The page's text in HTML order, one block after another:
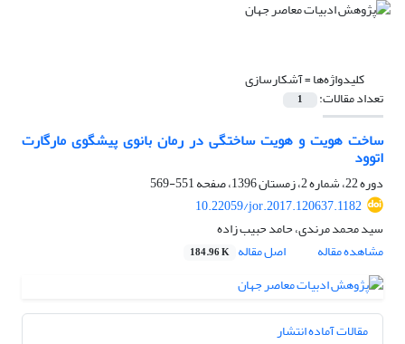
کلیدواژه‌ها =آشکارسازی
تعداد مقالات: 1
ساخت هویت و هویت ساختگی در رمان بانوی پیشگوی مارگارت
اتوود
دوره 22، شماره 2، زمستان 1396، صفحه
551-569
10.22059/jor.2017.120637.1182
سید محمد مرندی، حامد حبیب زاده
مشاهده مقاله
اصل مقاله 184.96 K
مقالات آماده انتشار